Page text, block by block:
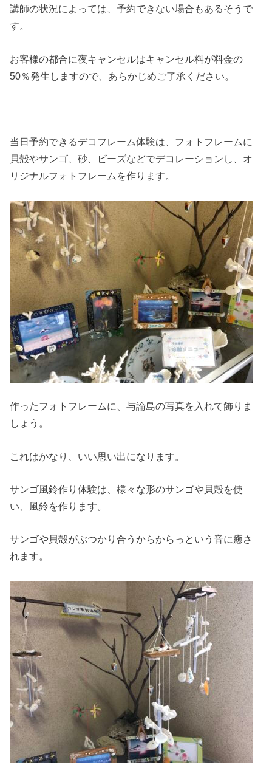
講師の状況によっては、予約できない場合もあるそうで
す。
お客様の都合に夜キャンセルはキャンセル料が料金の
50％発生しますので、あらかじめご了承ください。
当日予約できるデコフレーム体験は、フォトフレームに
貝殻やサンゴ、砂、ビーズなどでデコレーションし、オ
リジナルフォトフレームを作ります。
作ったフォトフレームに、与論島の写真を入れて飾りま
しょう。
これはかなり、いい思い出になります。
サンゴ風鈴作り体験は、様々な形のサンゴや貝殻を使
い、風鈴を作ります。
サンゴや貝殻がぶつかり合うからからっという音に癒さ
れます。